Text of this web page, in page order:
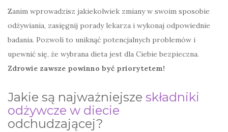
Zanim wprowadzisz jakiekolwiek zmiany w swoim sposobie
odżywiania, zasięgnij porady lekarza i wykonaj odpowiednie
badania. Pozwoli to uniknąć potencjalnych problemów i
upewnić się, że wybrana dieta jest dla Ciebie bezpieczna.
Zdrowie zawsze powinno być priorytetem!
Jakie są najważniejsze składniki
odżywcze w diecie
odchudzającej?